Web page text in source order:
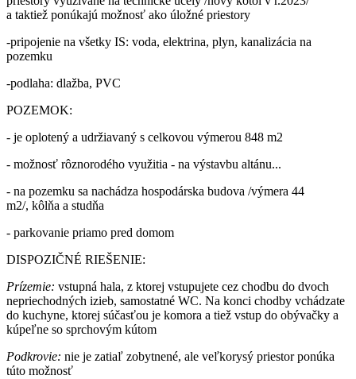
a taktiež ponúkajú možnosť ako úložné priestory
-pripojenie na všetky IS: voda, elektrina, plyn, kanalizácia na
pozemku
-podlaha: dlažba, PVC
POZEMOK:
- je oplotený a udržiavaný s celkovou výmerou 848 m2
- možnosť rôznorodého využitia - na výstavbu altánu...
- na pozemku sa nachádza hospodárska budova /výmera 44
m2/, kôlňa a studňa
- parkovanie priamo pred domom
DISPOZIČNÉ RIEŠENIE:
Prízemie: vstupná hala, z ktorej vstupujete cez chodbu do dvoch
nepriechodných izieb, samostatné WC. Na konci chodby vchádzate
do kuchyne, ktorej súčasťou je komora a tiež vstup do obývačky a
kúpeľne so sprchovým kútom
Podkrovie: nie je zatiaľ zobytnené, ale veľkorysý priestor ponúka
túto možnosť